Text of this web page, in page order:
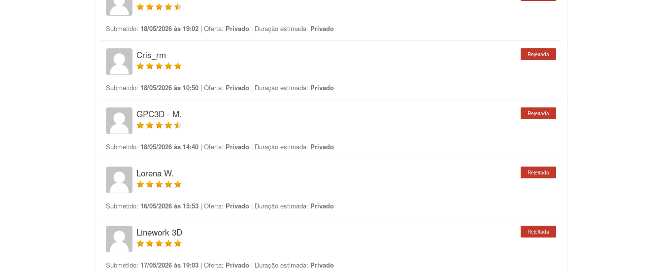
Submetido: 18/05/2026 às 19:02 | Oferta: Privado | Duração estimada: Privado
Cris_rm Rejeitada
Submetido: 18/05/2026 às 10:50 | Oferta: Privado | Duração estimada: Privado
GPC3D - M. Rejeitada
Submetido: 18/05/2026 às 14:40 | Oferta: Privado | Duração estimada: Privado
Lorena W. Rejeitada
Submetido: 16/05/2026 às 15:53 | Oferta: Privado | Duração estimada: Privado
Linework 3D Rejeitada
Submetido: 17/05/2026 às 19:03 | Oferta: Privado | Duração estimada: Privado